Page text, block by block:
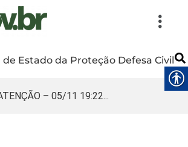
Estado da Proteção Defesa Civil
– 05/11 19:22...